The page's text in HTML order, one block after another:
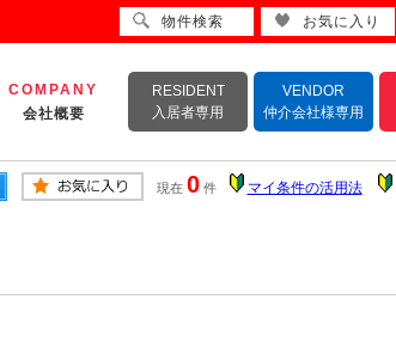
COMPANY
会社概要
RESIDENT
入居者専用
VENDOR
仲介会社様専用
現在 0 件 マイ条件の活用法
物件検索 お気に入り